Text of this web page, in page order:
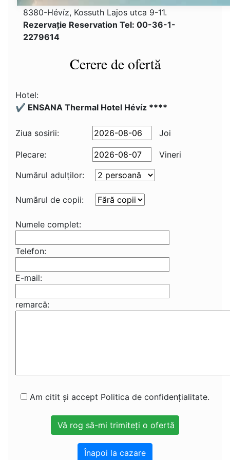
8380-Hévíz, Kossuth Lajos utca 9-11.
Rezervaţie Reservation Tel: 00-36-1-
2279614
Cerere de ofertă
Hotel:
✔️ ENSANA Thermal Hotel Hévíz ****
Ziua sosirii: Joi
Plecare:
Vineri
Numărul adulţilor:
Numărul de copii:
Numele complet:
Telefon:
E-mail:
remarcă:
Am citit și accept Politica de confidențialitate.
Înapoi la cazare